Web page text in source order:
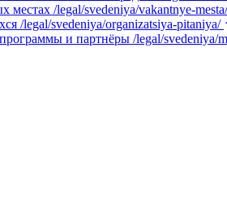
местах /legal/svedeniya/vakantnye-mesta/
/legal/svedeniya/organizatsiya-pitaniya/
и партнёры /legal/svedeniya/